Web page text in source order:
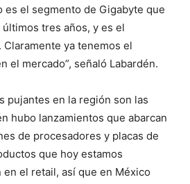
es el segmento de Gigabyte que
tres años, y es el
ya tenemos el
el mercado”, señaló Labardén.
pujantes en la región son las
hubo lanzamientos que abarcan
de procesadores y placas de
que hoy estamos
el retail, así que en México